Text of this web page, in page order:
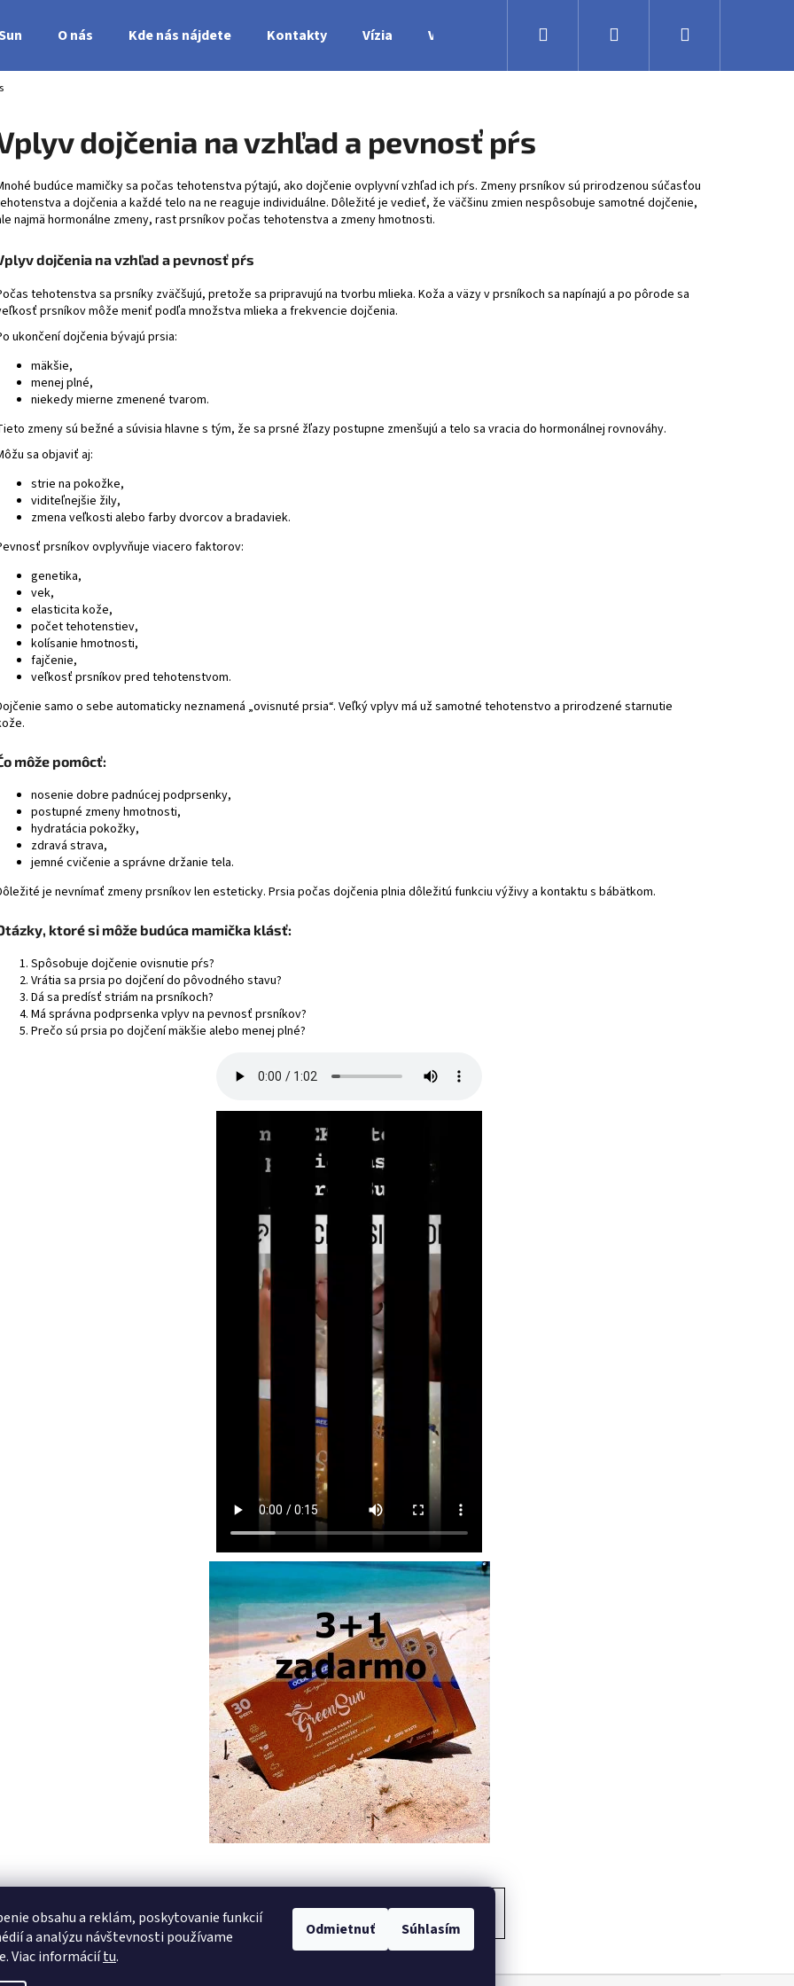
obsahu a reklám, poskytovanie funkcií
a analýzu návštevnosti používame
Viac informáciítu.
Odmietnuť Súhlasím
O nás Kde nás nájdete Kontakty Vízia Výroba Obchodné podmienky Veľkoobchodná
Prihlásenie
dojčenia na vzhľad a pevnosť pŕs
budúce mamičky sa počas tehotenstva pýtajú, ako dojčenie ovplyvní vzhľad ich pŕs. Zmeny prsníkov sú prirodzenou súčasťou
a dojčenia a každé telo na ne reaguje individuálne. Dôležité je vedieť, že väčšinu zmien nespôsobuje samotné dojčenie,
najmä hormonálne zmeny, rast prsníkov počas tehotenstva a zmeny hmotnosti.
dojčenia na vzhľad a pevnosť pŕs
tehotenstva sa prsníky zväčšujú, pretože sa pripravujú na tvorbu mlieka. Koža a väzy v prsníkoch sa napínajú a po pôrode sa
prsníkov môže meniť podľa množstva mlieka a frekvencie dojčenia.
ukončení dojčenia bývajú prsia:
mäkšie,
menej plné,
niekedy mierne zmenené tvarom.
zmeny sú bežné a súvisia hlavne s tým, že sa prsné žľazy postupne zmenšujú a telo sa vracia do hormonálnej rovnováhy.
sa objaviť aj:
strie na pokožke,
viditeľnejšie žily,
zmena veľkosti alebo farby dvorcov a bradaviek.
prsníkov ovplyvňuje viacero faktorov:
genetika,
vek,
elasticita kože,
počet tehotenstiev,
kolísanie hmotnosti,
fajčenie,
veľkosť prsníkov pred tehotenstvom.
samo o sebe automaticky neznamená „ovisnuté prsia“. Veľký vplyv má už samotné tehotenstvo a prirodzené starnutie
môže pomôcť:
nosenie dobre padnúcej podprsenky,
postupné zmeny hmotnosti,
hydratácia pokožky,
zdravá strava,
jemné cvičenie a správne držanie tela.
je nevnímať zmeny prsníkov len esteticky. Prsia počas dojčenia plnia dôležitú funkciu výživy a kontaktu s bábätkom.
ktoré si môže budúca mamička klásť:
Spôsobuje dojčenie ovisnutie pŕs?
Vrátia sa prsia po dojčení do pôvodného stavu?
Dá sa predísť striám na prsníkoch?
Má správna podprsenka vplyv na pevnosť prsníkov?
Prečo sú prsia po dojčení mäkšie alebo menej plné?
PREDCHÁDZAJÚCI ČLÁNOK ĎALŠÍ ČLÁNOK